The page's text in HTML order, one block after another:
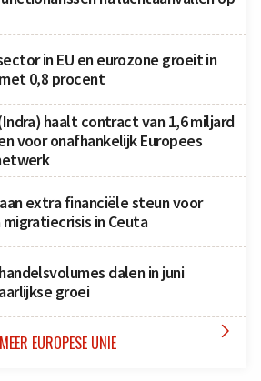
in EU en eurozone groeit in
0,8 procent
haalt contract van 1,6 miljard
voor onafhankelijk Europees
extra financiële steun voor
migratiecrisis in Ceuta
dalen in juni
groei
MEER EUROPESE UNIE 